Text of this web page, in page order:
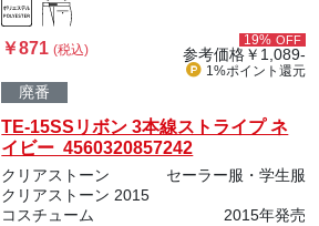
￥871(税込)
19% OFF
参考価格￥1,089-
1%ポイント 還元
廃番
TE-15SSリボン 3本線ストライプ ネ
イビー 4560320857242
クリアストーン
セーラー服・学生服
クリアストーン 2015
コスチューム
2015年発売